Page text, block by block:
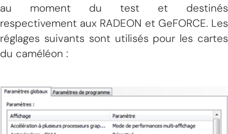
au moment du test et destinés
respectivement aux RADEON et GeFORCE. Les
réglages suivants sont utilisés pour les cartes
du caméléon :